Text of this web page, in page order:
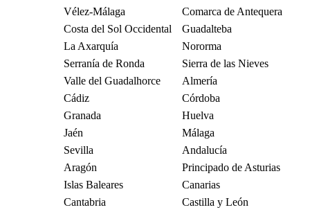
Vélez-Málaga
Comarca de Antequera
Costa del Sol Occidental
Guadalteba
La Axarquía
Nororma
Serranía de Ronda
Sierra de las Nieves
Valle del Guadalhorce
Almería
Cádiz
Córdoba
Granada
Huelva
Jaén
Málaga
Sevilla
Andalucía
Aragón
Principado de Asturias
Islas Baleares
Canarias
Cantabria
Castilla y León